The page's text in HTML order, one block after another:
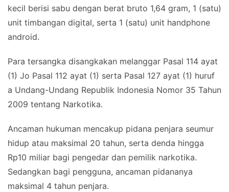
kecil berisi sabu dengan berat bruto 1,64 gram, 1 (satu)
unit timbangan digital, serta 1 (satu) unit handphone
android.
Para tersangka disangkakan melanggar Pasal 114 ayat
(1) Jo Pasal 112 ayat (1) serta Pasal 127 ayat (1) huruf
a Undang-Undang Republik Indonesia Nomor 35 Tahun
2009 tentang Narkotika.
Ancaman hukuman mencakup pidana penjara seumur
hidup atau maksimal 20 tahun, serta denda hingga
Rp10 miliar bagi pengedar dan pemilik narkotika.
Sedangkan bagi pengguna, ancaman pidananya
maksimal 4 tahun penjara.